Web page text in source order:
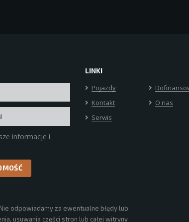
informacje i
LINKI
Pojazdy
Kontakt
O nas
Serwis
odpowiadamy za ewentualne błędy lub
usuwania części stron lub całej witryny